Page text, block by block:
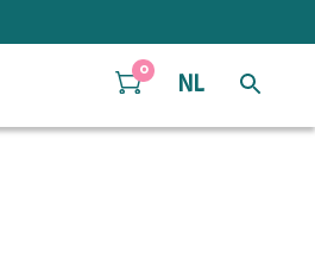
0
NL